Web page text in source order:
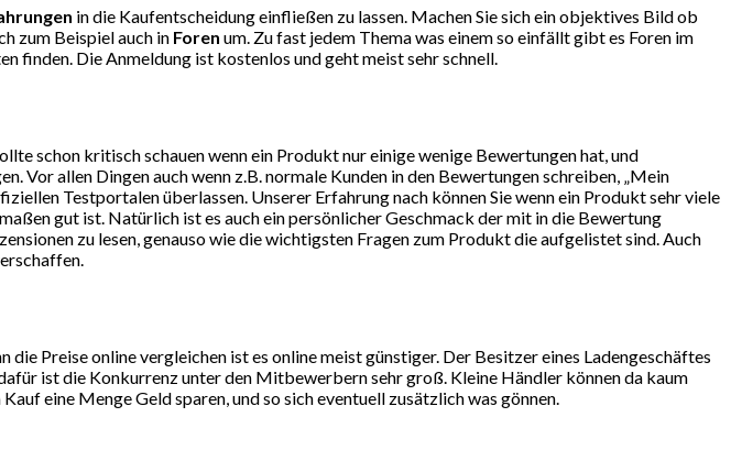
in die Kaufentscheidung einfließen zu lassen. Machen Sie sich ein objektives Bild ob
zum Beispiel auch in Foren um. Zu fast jedem Thema was einem so einfällt gibt es Foren im
finden. Die Anmeldung ist kostenlos und geht meist sehr schnell.
schon kritisch schauen wenn ein Produkt nur einige wenige Bewertungen hat, und
Vor allen Dingen auch wenn z.B. normale Kunden in den Bewertungen schreiben, „Mein
Testportalen überlassen. Unserer Erfahrung nach können Sie wenn ein Produkt sehr viele
gut ist. Natürlich ist es auch ein persönlicher Geschmack der mit in die Bewertung
zu lesen, genauso wie die wichtigsten Fragen zum Produkt die aufgelistet sind. Auch
Preise online vergleichen ist es online meist günstiger. Der Besitzer eines Ladengeschäftes
ist die Konkurrenz unter den Mitbewerbern sehr groß. Kleine Händler können da kaum
eine Menge Geld sparen, und so sich eventuell zusätzlich was gönnen.